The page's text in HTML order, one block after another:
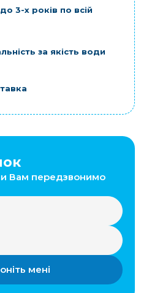
3-х років по всій
за якість води
Вам передзвонимо
мені